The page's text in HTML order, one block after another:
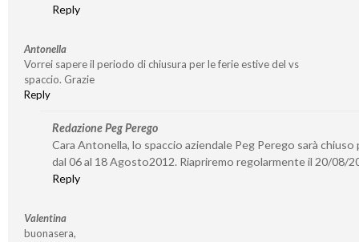
Reply
Antonella
Vorrei sapere il periodo di chiusura per le ferie estive del vs
spaccio. Grazie
Reply
Redazione Peg Perego
Cara Antonella, lo spaccio aziendale Peg Perego sarà chiuso
dal 06 al 18 Agosto2012. Riapriremo regolarmente il 20/08/
Reply
Valentina
buonasera,